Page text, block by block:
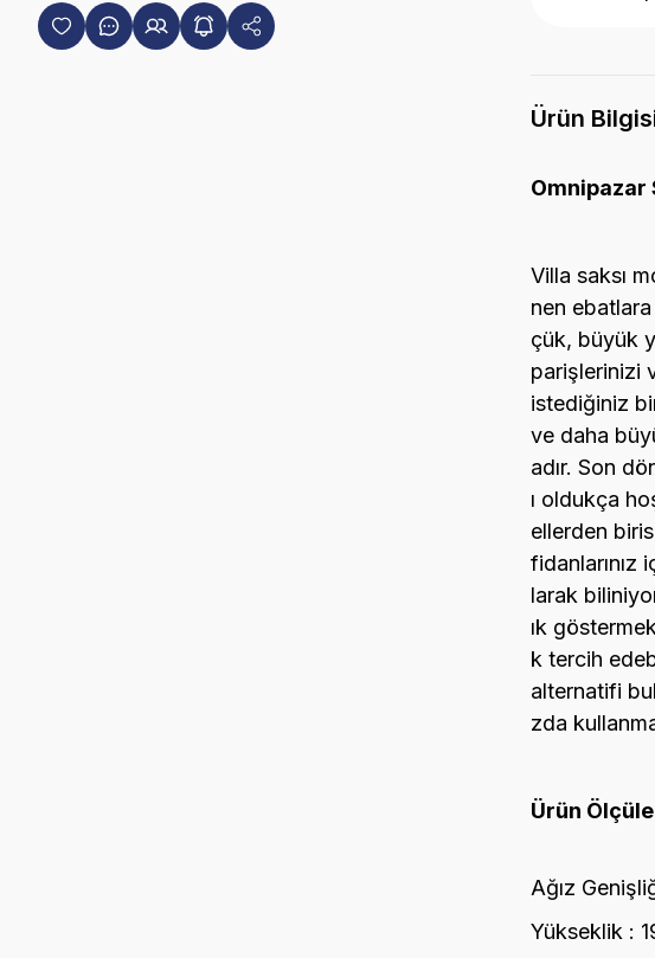
Ürün
Omnipazar
Villa saksı
nen
çük, büyük
parişlerinizi
istediğiniz
ve daha
adır. Son
ı oldukça
ellerden
fidanlarınız
larak
ık
k tercih
alternatifi
zda
Ürün
Ağız
Yükseklik :